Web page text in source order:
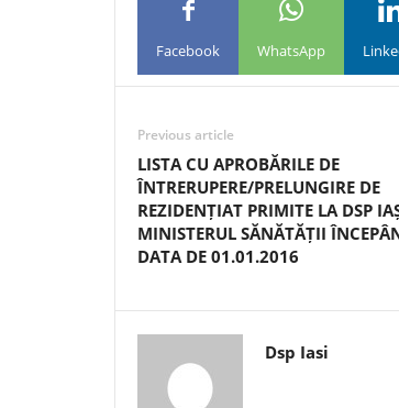
Facebook WhatsApp
Previous article
LISTA CU APROBĂRILE DE
ÎNTRERUPERE/PRELUNGIRE DE
REZIDENȚIAT PRIMITE LA DSP
MINISTERUL SĂNĂTĂȚII
DATA DE 01.01.2016
Dsp Iasi